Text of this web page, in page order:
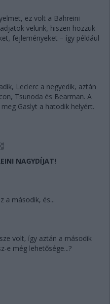
ez volt a Bahreini
velünk, hiszen hozzuk
fejleményeket – így például
Leclerc a negyedik, aztán
Tsunoda és Bearman. A
Gaslyt a hatodik helyért.
NAGYDÍJAT!
a második, és...
volt, így aztán a második
e még lehetősége...?